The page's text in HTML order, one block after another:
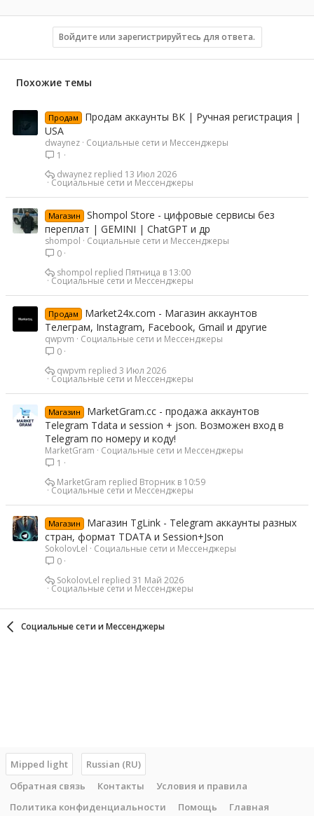
Войдите или зарегистрируйтесь для ответа.
Похожие темы
Продам
Продам аккаунты ВК | Ручная регистрация |
USA
dwaynez Социальные сети и Мессенджеры
1
Социальные сети и Мессенджеры
13 Июл 2026
dwaynez
Магазин
Shompol Store - цифровые сервисы без
переплат | GEMINI | ChatGPT и др
shompol
Социальные сети и Мессенджеры
0
Социальные сети и Мессенджеры
Пятница в 13:00
shompol
Продам
Market24x.com - Магазин аккаунтов
Телеграм, Instagram, Facebook, Gmail и другие
qwpvm
Социальные сети и Мессенджеры
0
Социальные сети и Мессенджеры
3 Июл 2026
qwpvm
Магазин
MarketGram.cc - продажа аккаунтов
Telegram Tdata и session + json. Возможен вход в
Telegram по номеру и коду!
MarketGram
Социальные сети и Мессенджеры
1
Социальные сети и Мессенджеры
Вторник в 10:59
MarketGram
Магазин
Магазин TgLink - Telegram аккаунты разных
стран, формат TDATA и Session+Json
SokolovLel
Социальные сети и Мессенджеры
0
Социальные сети и Мессенджеры
31 Май 2026
SokolovLel
Социальные сети и Мессенджеры
Mipped light
Russian (RU)
Обратная связь
Контакты
Условия и правила
Политика конфиденциальности
Помощь Главная